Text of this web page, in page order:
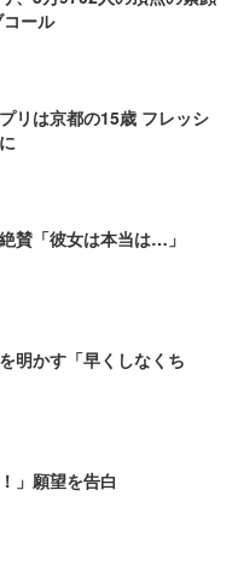
ール
リは京都の15歳 フレッシ
賛「彼女は本当は…」
明かす「早くしなくち
」願望を告白